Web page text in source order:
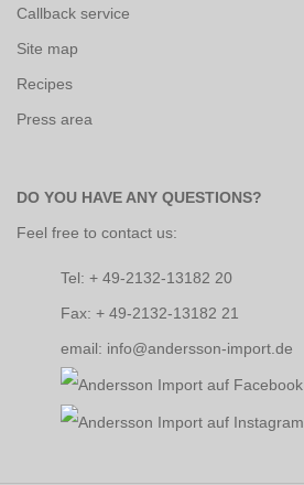
Callback service
Site map
Recipes
Press area
DO YOU HAVE ANY QUESTIONS?
Feel free to contact us:
Tel: + 49-2132-13182 20
Fax: + 49-2132-13182 21
email: info@andersson-import.de